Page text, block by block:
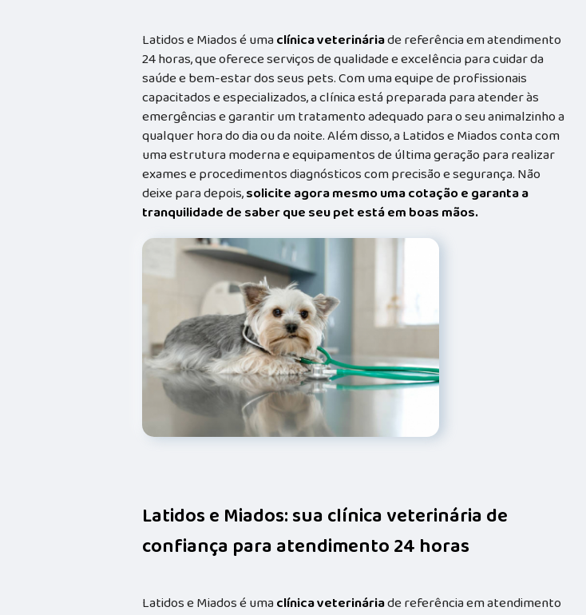
Latidos e Miados é umaclínica veterináriade referência em atendimento
24 horas, que oferece serviços de qualidade e excelência para cuidar da
saúde e bem-estar dos seus pets. Com uma equipe de profissionais
capacitados e especializados, a clínica está preparada para atender às
emergências e garantir um tratamento adequado para o seu animalzinho a
qualquer hora do dia ou da noite. Além disso, a Latidos e Miados conta com
uma estrutura moderna e equipamentos de última geração para realizar
exames e procedimentos diagnósticos com precisão e segurança. Não
deixe para depois,solicite agora mesmo uma cotação e garanta a
tranquilidade de saber que seu pet está em boas mãos.
Latidos e Miados: sua clínica veterinária de
confiança para atendimento 24 horas
Latidos e Miados é umaclínica veterináriade referência em atendimento